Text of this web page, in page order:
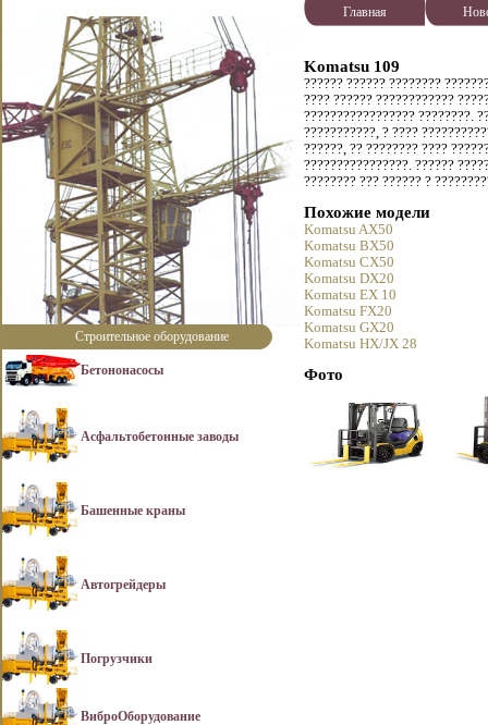
Строительное оборудование
Бетононасосы
Асфальтобетонные заводы
Башенные краны
Автогрейдеры
Погрузчики
ВиброОборудование
Главная
Komatsu 109
?????? ?????? ????????
???? ?????? ????????????
????????????????? ????????.
???????????, ? ????
??????, ?? ???????? ????
????????????????. ??????
???????? ??? ?????? ?
Похожие модели
Komatsu AX50
Komatsu BX50
Komatsu CX50
Komatsu DX20
Komatsu EX 10
Komatsu FX20
Komatsu GX20
Komatsu HX/JX 28
Фото